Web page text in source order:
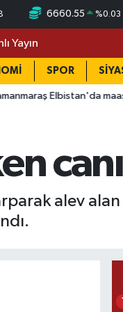
6660.55 %0.03
Yayın
SPOR
maaş krizi: 4 işçi 30
alev
1